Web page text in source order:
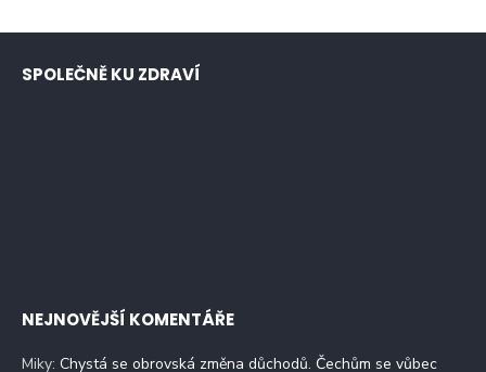
SPOLEČNĚ KU ZDRAVÍ
NEJNOVĚJŠÍ KOMENTÁŘE
Miky: Chystá se obrovská změna důchodů. Čechům se vůbec